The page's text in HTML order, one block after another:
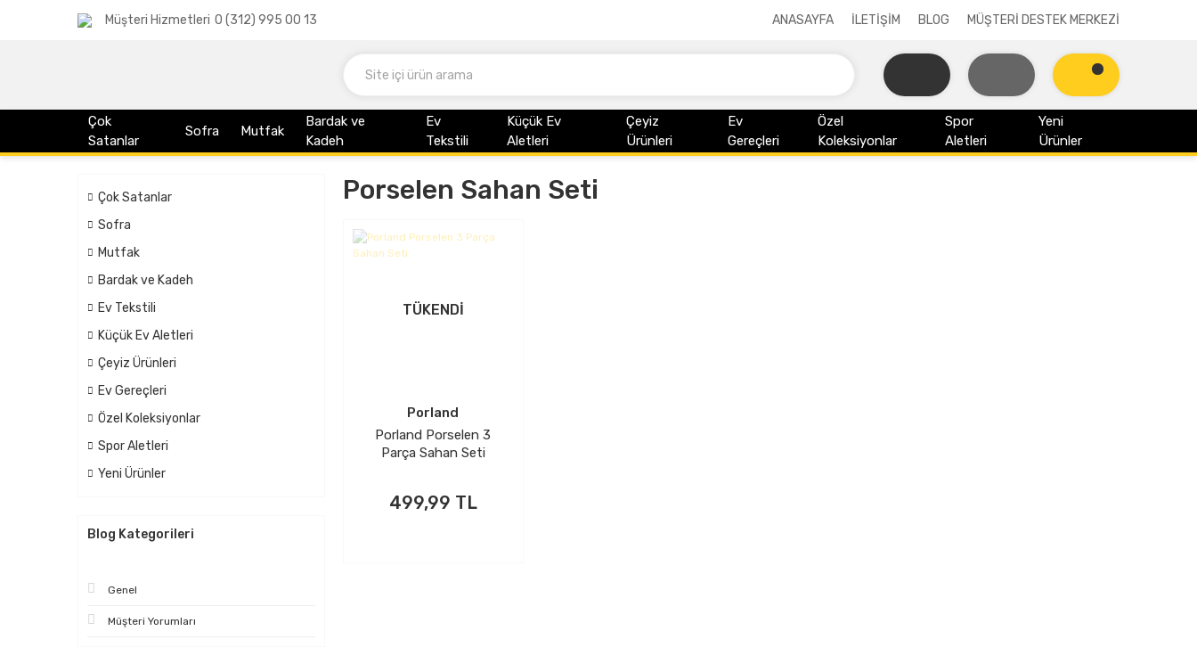
Müşteri Hizmetleri 0 (312) 995 00 13 ANASAYFA İLETİŞİM BLOG MÜŞTERİ DESTEK MERKEZİ
Çok
Satanlar
Sofra Mutfak
Bardak ve
Kadeh
Ev
Tekstili
Küçük Ev
Aletleri
Çeyiz
Ürünleri
Ev
Gereçleri
Özel
Koleksiyonlar
Spor
Aletleri
Yeni
Ürünler
Çok Satanlar
Sofra
Mutfak
Bardak ve Kadeh
Ev Tekstili
Küçük Ev Aletleri
Çeyiz Ürünleri
Ev Gereçleri
Özel Koleksiyonlar
Spor Aletleri
Yeni Ürünler
Blog Kategorileri
Genel
Müşteri Yorumları
Porselen Sahan Seti
TÜKENDİ
Porland
Porland Porselen 3
Parça Sahan Seti
499,99 TL